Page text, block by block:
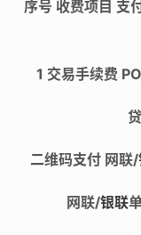
序号 收费项目 支
1 交易手续费
二维码支付 网联/
网联/银联